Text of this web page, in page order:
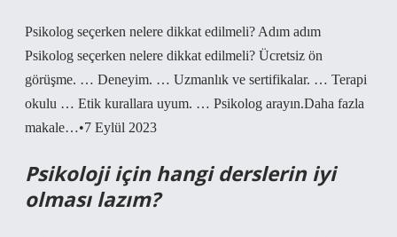
Psikolog seçerken nelere dikkat edilmeli? Adım adım
Psikolog seçerken nelere dikkat edilmeli? Ücretsiz ön
görüşme. … Deneyim. … Uzmanlık ve sertifikalar. … Terapi
okulu … Etik kurallara uyum. … Psikolog arayın.Daha fazla
makale…•7 Eylül 2023
Psikoloji için hangi derslerin iyi
olması lazım?